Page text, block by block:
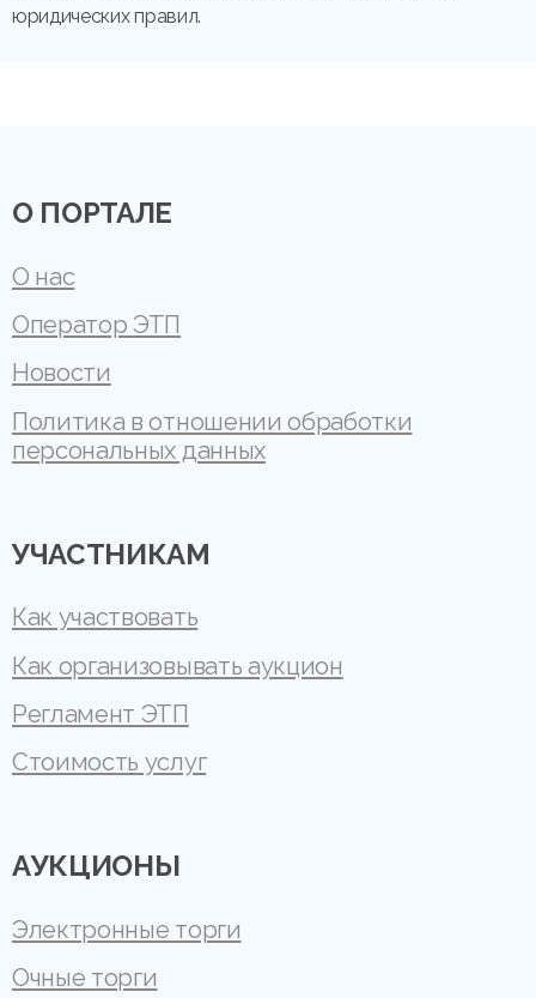
юридических правил.
О ПОРТАЛЕ
О нас
Оператор ЭТП
Новости
Политика в отношении обработки
персональных данных
УЧАСТНИКАМ
Как участвовать
Как организовывать аукцион
Регламент ЭТП
Стоимость услуг
АУКЦИОНЫ
Электронные торги
Очные торги